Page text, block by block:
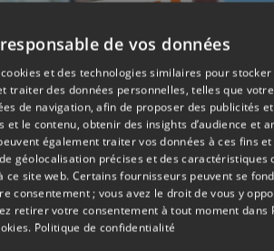
- Publié le 06/04/2026
de vos données
et des technologies similaires pour
traiter des données personnelles, telles que votre
de navigation, afin de proposer des publicités
le contenu, obtenir des insights d’audience et
également traiter vos données à ces fins et
géolocalisation précises et des caractéristiques
ce site web. Certains fournisseurs peuvent se
consentement ; vous avez le droit de vous y
retirer votre consentement à tout moment dans
. Politique de confidentialité